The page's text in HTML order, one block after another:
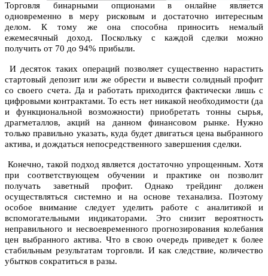
Торговля бинарными опционами в онлайне является
одновременно в меру рисковым и достаточно интересным
делом. К тому же она способна приносить немалый
ежемесячный доход. Поскольку с каждой сделки можно
получить от 70 до 94% прибыли.
И десяток таких операций позволяет существенно нарастить
стартовый депозит или же обрести и вывести солидный профит
со своего счета. Да и работать приходится фактически лишь с
цифровыми контрактами. То есть нет никакой необходимости (да
и функциональной возможности) приобретать тонны сырья,
драгметаллов, акций на данном финансовом рынке. Нужно
только правильно указать, куда будет двигаться цена выбранного
актива, и дождаться непосредственного завершения сделки.
Конечно, такой подход является достаточно упрощенным. Хотя
при соответствующем обучении и практике он позволит
получать заветный профит. Однако трейдинг должен
осуществляться системно и на основе теханализа. Поэтому
особое внимание следует уделить работе с аналитикой и
вспомогательными индикаторами. Это снизит вероятность
неправильного и несвоевременного прогнозирования колебания
цен выбранного актива. Что в свою очередь приведет к более
стабильным результатам торговли. И как следствие, количество
убытков сократиться в разы.